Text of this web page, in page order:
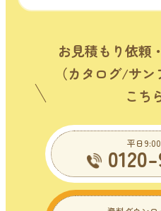
お見積もり依頼
（カタログ/サ
こち
平日